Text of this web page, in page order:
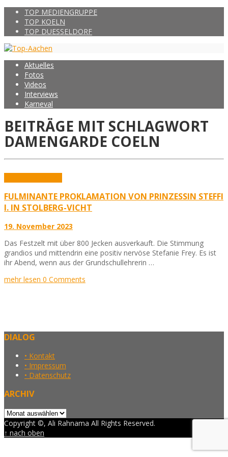
TOP MEDIENGRUPPE
TOP KOELN
TOP DUESSELDORF
Aktuelles
Fotos
Videos
Interviews
Karneval
BEITRÄGE MIT SCHLAGWORT
DAMENGARDE COELN
FULMINANTE PROKLAMATION VON PRINZESSIN STEFFI
I. IN STOLBERG-VICHT
19. November 2023
Das Festzelt mit über 800 Jecken ausverkauft. Die Stimmung
grandios und mittendrin eine positiv nervöse Stefanie Frey. Es ist
ihr Abend, wenn aus der Grundschullehrerin …
mehr lesen 0 Comments
DIALOG
• Kontakt
• Impressum
• Datenschutz
ARCHIV
Archiv
Copyright ©, Ali Rahnama All Rights Reserved.
↑ nach oben